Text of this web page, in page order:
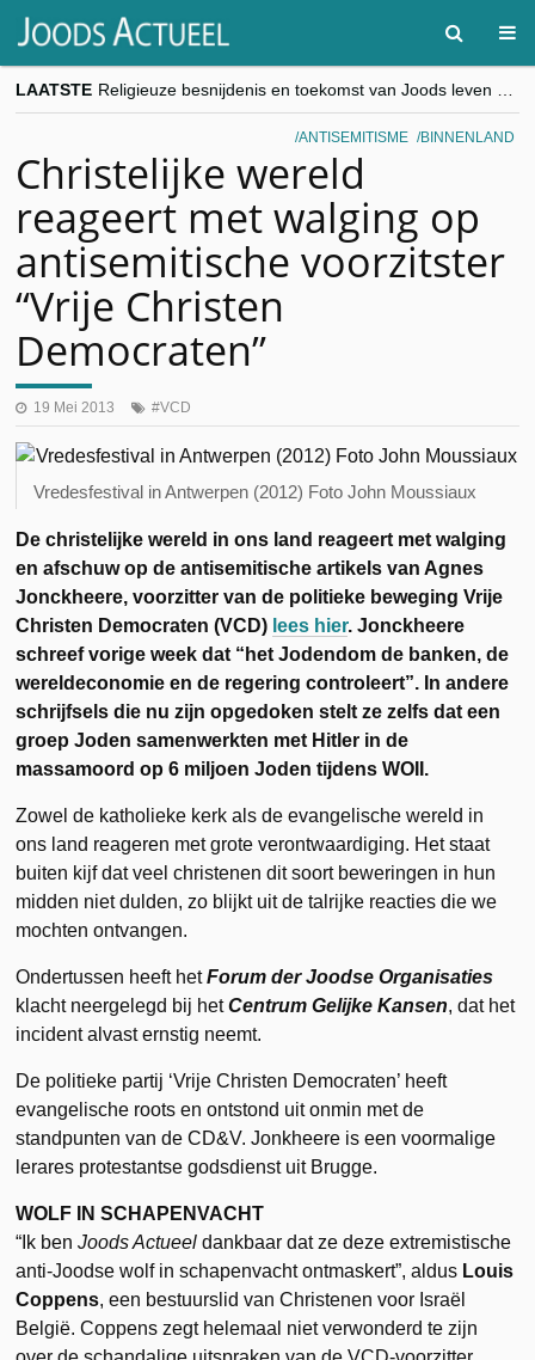
LAATSTE
Religieuze besnijdenis en toekomst van Joods leven centraal tijdens conferentie in Brussel
“Besnijdenisdebat toont hoe moeilijk seculiere Westen minderheden begrijpt”, Jinnih Beels (Vooruit)
ANTISEMITISME BINNENLAND
Christelijke wereld
reageert met walging op
antisemitische voorzitster
“Vrije Christen
Democraten”
19 Mei 2013 VCD
Vredesfestival in Antwerpen (2012) Foto John Moussiaux
De christelijke wereld in ons land reageert met walging
en afschuw op de antisemitische artikels van Agnes
Jonckheere, voorzitter van de politieke beweging Vrije
Christen Democraten (VCD) lees hier. Jonckheere
schreef vorige week dat “het Jodendom de banken, de
wereldeconomie en de regering controleert”. In andere
schrijfsels die nu zijn opgedoken stelt ze zelfs dat een
groep Joden samenwerkten met Hitler in de
massamoord op 6 miljoen Joden tijdens WOII.
Zowel de katholieke kerk als de evangelische wereld in
ons land reageren met grote verontwaardiging. Het staat
buiten kijf dat veel christenen dit soort beweringen in hun
midden niet dulden, zo blijkt uit de talrijke reacties die we
mochten ontvangen.
Ondertussen heeft hetForum der Joodse Organisaties
klacht neergelegd bij hetCentrum Gelijke Kansen, dat het
incident alvast ernstig neemt.
De politieke partij ‘Vrije Christen Democraten’ heeft
evangelische roots en ontstond uit onmin met de
standpunten van de CD&V. Jonkheere is een voormalige
lerares protestantse godsdienst uit Brugge.
WOLF IN SCHAPENVACHT
“Ik benJoods Actueeldankbaar dat ze deze extremistische
anti-Joodse wolf in schapenvacht ontmaskert”, aldus Louis
Coppens, een bestuurslid van Christenen voor Israël
België. Coppens zegt helemaal niet verwonderd te zijn